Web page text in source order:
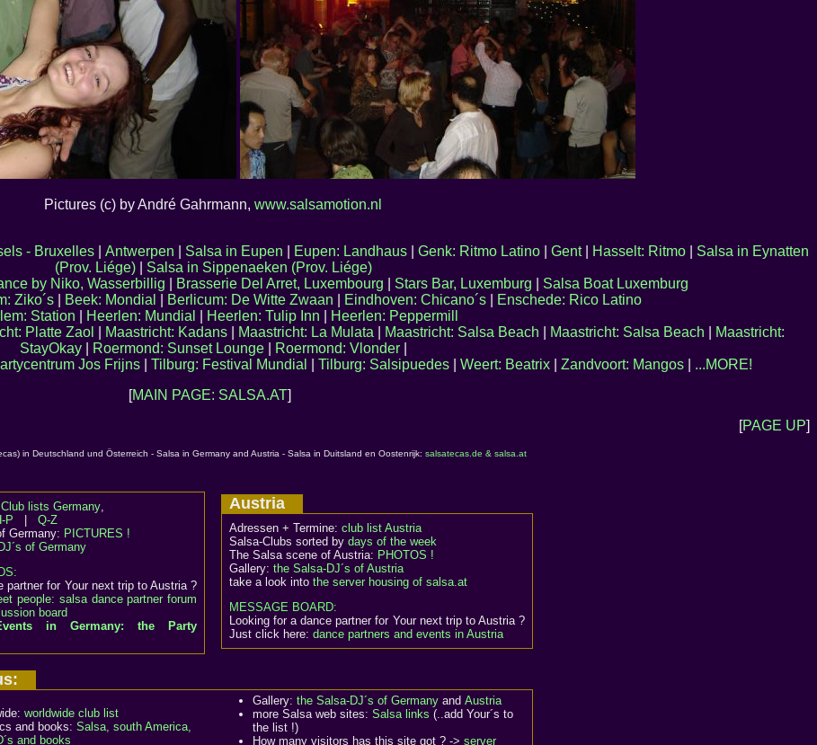
Pictures (c) by André Gahrmann, www.salsamotion.nl
- Bruxelles| Antwerpen Salsa in Eupen Eupen: Landhaus| Genk: Ritmo Latino| Gent| Hasselt: Ritmo| Salsa in Eynatten
(Prov. Liége)| Salsa in Sippenaeken (Prov. Liége)
by Niko, Wasserbillig Brasserie Del Arret, Luxembourg Stars Bar, Luxemburg
Salsa Boat Luxemburg
Ziko´s| Beek: Mondial Berlicum: De Witte Zwaan Eindhoven: Chicano´s|
Enschede: Rico Latino
Station
Heerlen: Mundial Heerlen: Tulip Inn
Heerlen: Peppermill
Platte Zaol Maastricht: Kadans| Maastricht: La Mulata Maastricht: Salsa Beach Maastricht: Salsa Beach
Maastricht:
StayOkay| Roermond: Sunset Lounge| Roermond: Vlonder|
Jos Frijns Tilburg: Festival Mundial Tilburg: Salsipuedes Weert: Beatrix Zandvoort: Mangos
...MORE!
[MAIN PAGE: SALSA.AT]
[PAGE UP]
in Deutschland und Österreich - Salsa in Germany and Austria - Salsa in Duitsland en Oostenrijk: salsatecas.de & salsa.at
Club lists Germany,
P
Q-Z
Germany: PICTURES !
of Germany
partner for Your next trip to Austria ?
people: salsa dance partner forum
board
in Germany: the Party
Austria
Adressen + Termine: club list Austria
Salsa-Clubs sorted by days of the week
The Salsa scene of Austria: PHOTOS !
Gallery: the Salsa-DJ´s of Austria
take a look into the server housing of salsa.at
MESSAGE BOARD:
Looking for a dance partner for Your next trip to Austria ?
Just click here: dance partners and events in Austria
worldwide club list
and books: Salsa, south America,
and books
Gallery: the Salsa-DJ´s of Germany and Austria
more Salsa web sites: Salsa links (..add Your´s to
the list !)
How many visitors has this site got ? -> server